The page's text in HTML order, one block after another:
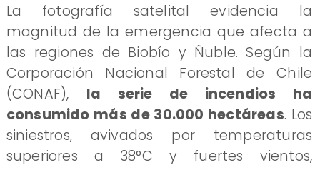
La fotografía satelital evidencia la
magnitud de la emergencia que afecta a
las regiones de Biobío y Ñuble. Según la
Corporación Nacional Forestal de Chile
(CONAF), la serie de incendios ha
consumido más de 30.000 hectáreas. Los
siniestros, avivados por temperaturas
superiores a 38°C y fuertes vientos,